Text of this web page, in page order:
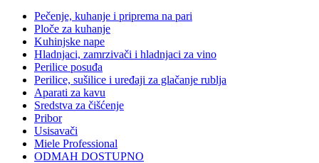
Pečenje, kuhanje i priprema na pari
Ploče za kuhanje
Kuhinjske nape
Hladnjaci, zamrzivači i hladnjaci za vino
Perilice posuđa
Perilice, sušilice i uređaji za glačanje rublja
Aparati za kavu
Sredstva za čišćenje
Pribor
Usisavači
Miele Professional
ODMAH DOSTUPNO